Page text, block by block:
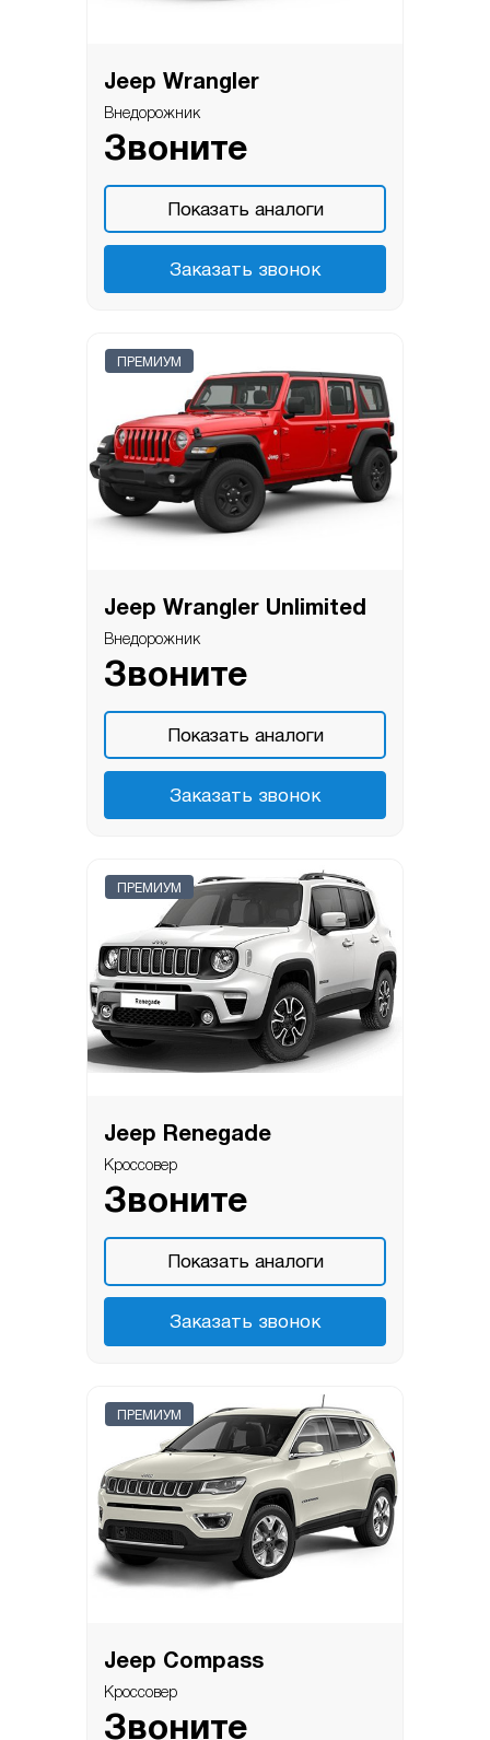
Jeep Wrangler
Внедорожник
Звоните
Показать аналоги
Заказать звонок
ПРЕМИУМ
Jeep Wrangler Unlimited
Внедорожник
Звоните
Показать аналоги
Заказать звонок
ПРЕМИУМ
Jeep Renegade
Кроссовер
Звоните
Показать аналоги
Заказать звонок
ПРЕМИУМ
Jeep Compass
Кроссовер
Звоните